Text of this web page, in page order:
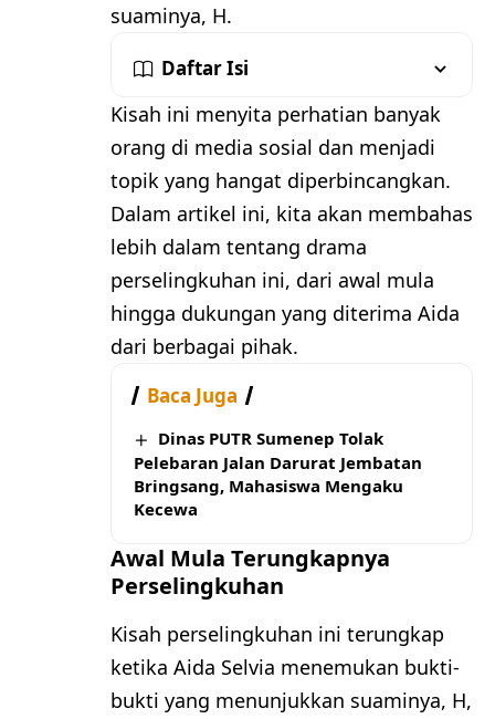
suaminya, H.
Daftar Isi
Kisah ini menyita perhatian banyak
orang di media sosial dan menjadi
topik yang hangat diperbincangkan.
Dalam artikel ini, kita akan membahas
lebih dalam tentang drama
perselingkuhan ini, dari awal mula
hingga dukungan yang diterima Aida
dari berbagai pihak.
Baca Juga
Dinas PUTR Sumenep Tolak
Pelebaran Jalan Darurat Jembatan
Bringsang, Mahasiswa Mengaku
Kecewa
Awal Mula Terungkapnya
Perselingkuhan
Kisah perselingkuhan ini terungkap
ketika Aida Selvia menemukan bukti-
bukti yang menunjukkan suaminya, H,